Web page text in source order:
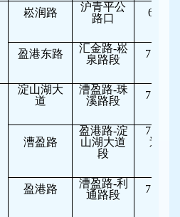
崧润路
沪青平公
路口
6:30-
盈港东路
汇金路-崧
泉路段
7:00-
淀山湖大
道
漕盈路-珠
溪路段
7:30-
漕盈路
盈港路-淀
山湖大道
段
7:30-
逆向
盈港路
漕盈路-利
通路段
7:30-